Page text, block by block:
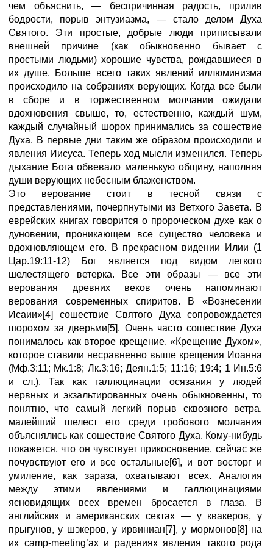
чем объяснить, — беспричинная радость, прилив
бодрости, порыв энтузиазма, — стало делом Духа
Святого. Эти простые, добрые люди приписывали
внешней причине (как обыкновенно бывает с
простыми людьми) хорошие чувства, рождавшиеся в
их душе. Больше всего таких явлений иллюминизма
происходило на собраниях верующих. Когда все были
в сборе и в торжественном молчании ожидали
вдохновения свыше, то, естественно, каждый шум,
каждый случайный шорох принимались за сошествие
Духа. В первые дни таким же образом происходили и
явления Иисуса. Теперь ход мысли изменился. Теперь
дыхание Бога обвевало маленькую общину, наполняя
души верующих небесным блаженством.
Это верование стоит в тесной связи с
представлениями, почерпнутыми из Ветхого Завета. В
еврейских книгах говорится о пророческом духе как о
дуновении, проникающем все существо человека и
вдохновляющем его. В прекрасном видении Илии (1
Цар.19:11-12) Бог является под видом легкого
шелестящего ветерка. Все эти образы — все эти
верования древних веков очень напоминают
верования современных спиритов. В «Вознесении
Исаии»[4] сошествие Святого Духа сопровождается
шорохом за дверьми[5]. Очень часто сошествие Духа
понималось как второе крещение. «Крещение Духом»,
которое ставили несравненно выше крещения Иоанна
(Мф.3:11; Мк.1:8; Лк.3:16; Деян.1:5; 11:16; 19:4; 1 Ин.5:6
и сл.). Так как галлюцинации осязания у людей
нервных и экзальтированных очень обыкновенны, то
понятно, что самый легкий порыв сквозного ветра,
малейший шелест его среди гробового молчания
объяснялись как сошествие Святого Духа. Кому-нибудь
покажется, что он чувствует прикосновение, сейчас же
почувствуют его и все остальные[6], и вот восторг и
умиление, как зараза, охватывают всех. Аналогия
между этими явлениями и галлюцинациями
ясновидящих всех времен бросается в глаза. В
английских и американских сектах — у квакеров, у
прыгунов, у шэкеров, у ирвиниан[7], у мормонов[8] на
их camp-meeting’ах и радениях явления такого рода